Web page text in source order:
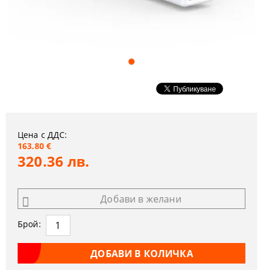
Цена с ДДС:
163.80 €
320.36 лв.
Добави в желани
Брой: